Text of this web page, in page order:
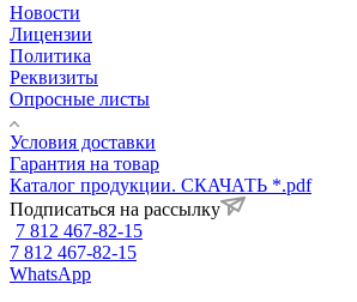
Новости
Лицензии
Политика
Реквизиты
Опросные листы
Условия доставки
Гарантия на товар
Каталог продукции. СКАЧАТЬ *.pdf
Подписаться на рассылку
7 812 467-82-15
7 812 467-82-15
WhatsApp